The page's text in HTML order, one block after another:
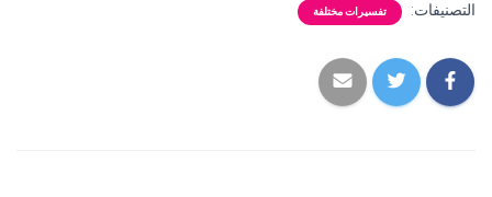
التصنيفات: تفسيرات مختلفة